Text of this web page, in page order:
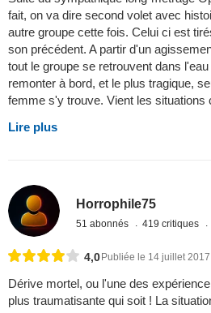
fait, on va dire second volet avec
autre groupe cette fois. Celui ci est
son précédent. A partir d'un
tout le groupe se retrouvent dans
remonter à bord, et le plus tragique,
femme s'y trouve. Vient les situations
Lire plus
Horrophile75
51 abonnés 419 critiques
4,0 Publiée le 14 juillet 2017
Dérive mortel, ou l'une des
plus traumatisante qui soit ! La